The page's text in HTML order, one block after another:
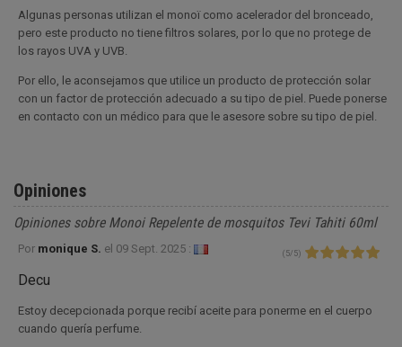
Algunas personas utilizan el monoï como acelerador del bronceado,
pero este producto no tiene filtros solares, por lo que no protege de
los rayos UVA y UVB.
Por ello, le aconsejamos que utilice un producto de protección solar
con un factor de protección adecuado a su tipo de piel. Puede ponerse
en contacto con un médico para que le asesore sobre su tipo de piel.
Opiniones
Opiniones sobre Monoi Repelente de mosquitos Tevi Tahiti 60ml
Por monique S. el 09 Sept. 2025 : ( 5/ 5)
Decu
Estoy decepcionada porque recibí aceite para ponerme en el cuerpo
cuando quería perfume.